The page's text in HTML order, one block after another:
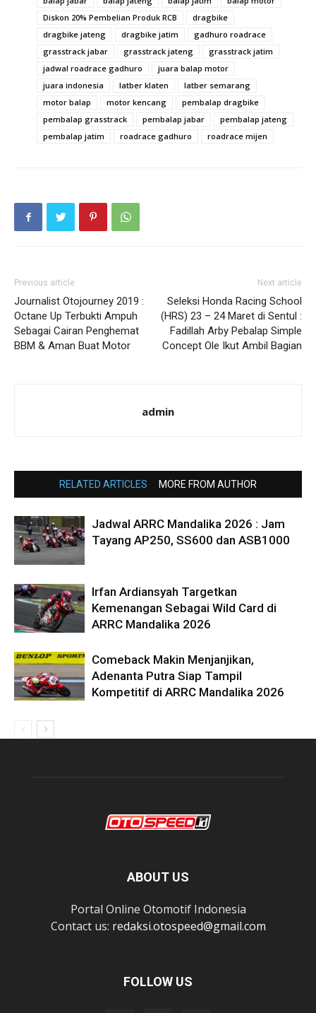
Diskon 20% Pembelian Produk RCB
dragbike
dragbike jateng
dragbike jatim
gadhuro roadrace
grasstrack jabar
grasstrack jateng
grasstrack jatim
jadwal roadrace gadhuro
juara balap motor
juara indonesia
latber klaten
latber semarang
motor balap
motor kencang
pembalap dragbike
pembalap grasstrack
pembalap jabar
pembalap jateng
pembalap jatim
roadrace gadhuro roadrace mijen
Previous article
Journalist Otojourney 2019 :
Octane Up Terbukti Ampuh
Sebagai Cairan Penghemat
BBM & Aman Buat Motor
Next article
Seleksi Honda Racing School
(HRS) 23 – 24 Maret di Sentul :
Fadillah Arby Pebalap Simple
Concept Ole Ikut Ambil Bagian
admin
RELATED ARTICLES MORE FROM AUTHOR
Jadwal ARRC Mandalika 2026 : Jam
Tayang AP250, SS600 dan ASB1000
Irfan Ardiansyah Targetkan
Kemenangan Sebagai Wild Card di
ARRC Mandalika 2026
Comeback Makin Menjanjikan,
Adenanta Putra Siap Tampil
Kompetitif di ARRC Mandalika 2026
ABOUT US
Portal Online Otomotif Indonesia
Contact us: redaksi.otospeed@gmail.com
FOLLOW US